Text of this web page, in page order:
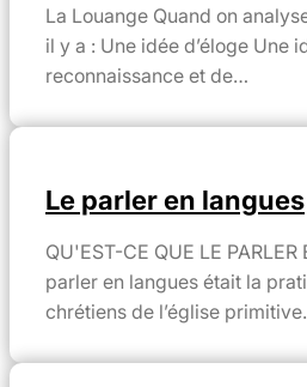
La Louange Quand on
il y a : Une idée d’éloge Une
reconnaissance et de…
Le parler en langues
QU'EST-CE QUE LE PARLER
parler en langues était la
chrétiens de l’église